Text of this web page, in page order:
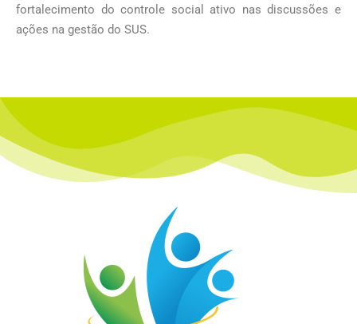
fortalecimento do controle social ativo nas discussões e
ações na gestão do SUS.